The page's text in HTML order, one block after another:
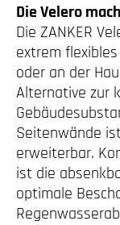
Die Velero
Die ZANKER
extrem
oder an der
Alternative zur
Seitenwände
erweiterbar.
ist die
optimale